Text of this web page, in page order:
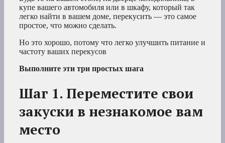
купе вашего автомобиля или в шкафу, который так
легко найти в вашем доме, перекусить — это самое
простое, что можно сделать.
Но это хорошо, потому что легко улучшить питание и
частоту ваших перекусов
Выполните эти три простых шага
Шаг 1. Переместите свои
закуски в незнакомое вам
место